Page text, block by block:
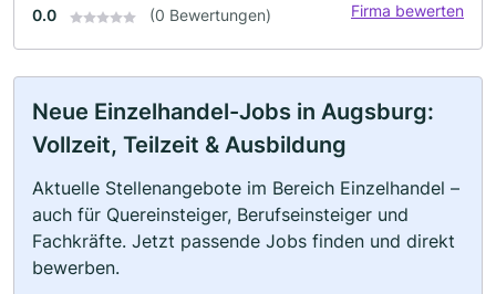
0.0 (0 Bewertungen) Firma bewerten
Neue Einzelhandel-Jobs in Augsburg:
Vollzeit, Teilzeit & Ausbildung
Aktuelle Stellenangebote im Bereich Einzelhandel –
auch für Quereinsteiger, Berufseinsteiger und
Fachkräfte. Jetzt passende Jobs finden und direkt
bewerben.